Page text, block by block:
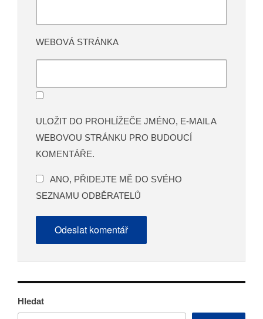
Hledat
WEBOVÁ STRÁNKA
ULOŽIT DO PROHLÍŽEČE JMÉNO, E-MAIL A
WEBOVOU STRÁNKU PRO BUDOUCÍ
KOMENTÁŘE.
ANO, PŘIDEJTE MĚ DO SVÉHO
SEZNAMU ODBĚRATELŮ